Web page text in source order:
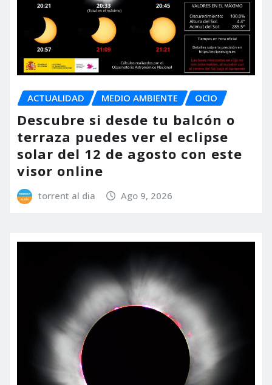
ACTUALIDAD MEDIO AMBIENTE OCIO
Descubre si desde tu balcón o
terraza puedes ver el eclipse
solar del 12 de agosto con este
visor online
torrent al dia Ago 9, 2026